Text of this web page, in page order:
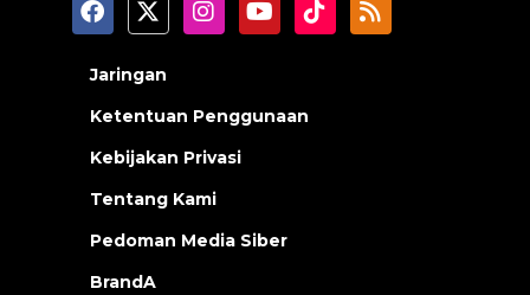
Jaringan
Ketentuan Penggunaan
Kebijakan Privasi
Tentang Kami
Pedoman Media Siber
BrandA